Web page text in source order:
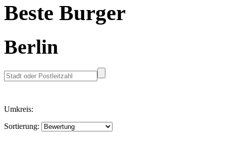
Beste Burger
Berlin
Umkreis:
Sortierung: